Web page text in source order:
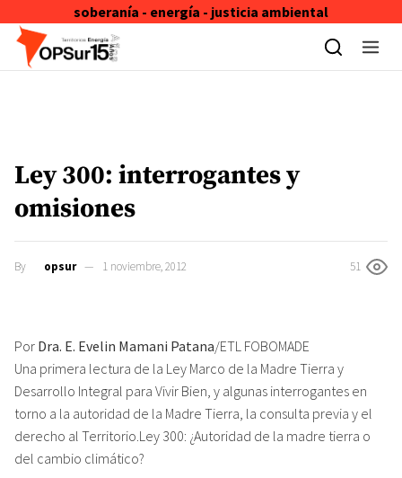
soberanía - energía - justicia ambiental
Skip to content
Ley 300: interrogantes y
omisiones
By opsur 1 noviembre, 2012 51
Por Dra. E. Evelin Mamani Patana/ETL FOBOMADE
Una primera lectura de la Ley Marco de la Madre Tierra y
Desarrollo Integral para Vivir Bien, y algunas interrogantes en
torno a la autoridad de la Madre Tierra, la consulta previa y el
derecho al Territorio.Ley 300: ¿Autoridad de la madre tierra o
del cambio climático?